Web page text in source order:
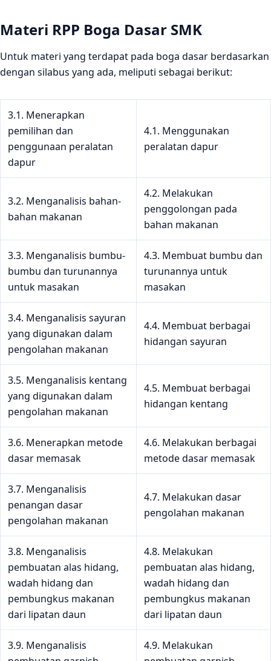
Materi RPP Boga Dasar SMK
Untuk materi yang terdapat pada boga dasar berdasarkan
dengan silabus yang ada, meliputi sebagai berikut:
3.1. Menerapkan
pemilihan dan
penggunaan peralatan
dapur
4.1. Menggunakan
peralatan dapur
3.2. Menganalisis bahan-
bahan makanan
4.2. Melakukan
penggolongan pada
bahan makanan
3.3. Menganalisis bumbu-
bumbu dan turunannya
untuk masakan
4.3. Membuat bumbu dan
turunannya untuk
masakan
3.4. Menganalisis sayuran
yang digunakan dalam
pengolahan makanan
4.4. Membuat berbagai
hidangan sayuran
3.5. Menganalisis kentang
yang digunakan dalam
pengolahan makanan
4.5. Membuat berbagai
hidangan kentang
3.6. Menerapkan metode
dasar memasak
4.6. Melakukan berbagai
metode dasar memasak
3.7. Menganalisis
penangan dasar
pengolahan makanan
4.7. Melakukan dasar
pengolahan makanan
3.8. Menganalisis
pembuatan alas hidang,
wadah hidang dan
pembungkus makanan
dari lipatan daun
4.8. Melakukan
pembuatan alas hidang,
wadah hidang dan
pembungkus makanan
dari lipatan daun
3.9. Menganalisis
4.9. Melakukan